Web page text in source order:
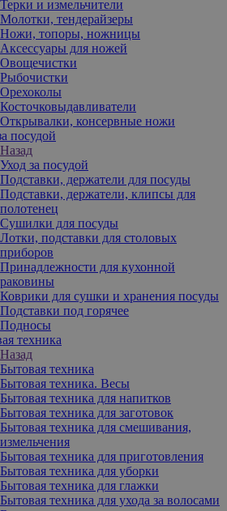
Терки и измельчители
Молотки, тендерайзеры
Ножи, топоры, ножницы
Аксессуары для ножей
Овощечистки
Рыбочистки
Орехоколы
Косточковыдавливатели
Открывалки, консервные ножи
посудой
Назад
Уход за посудой
Подставки, держатели для посуды
Подставки, держатели, клипсы для
полотенец
Сушилки для посуды
Лотки, подставки для столовых
приборов
Принадлежности для кухонной
раковины
Коврики для сушки и хранения посуды
Подставки под горячее
Подносы
техника
Назад
Бытовая техника
Бытовая техника. Весы
Бытовая техника для напитков
Бытовая техника для заготовок
Бытовая техника для смешивания,
измельчения
Бытовая техника для приготовления
Бытовая техника для уборки
Бытовая техника для глажки
Бытовая техника для ухода за волосами